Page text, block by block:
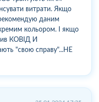
витрати. Якщо
даним
кольором. І якщо
КОВІД И
"свою справу"...НЕ